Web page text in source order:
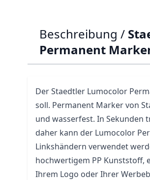
Beschreibung /
Permanent
Der Staedtler Lumocolor
soll. Permanent Marker von
und wasserfest. In Sekunden
daher kann der Lumocolor
Linkshändern verwendet
hochwertigem PP Kunststoff,
Ihrem Logo oder Ihrer